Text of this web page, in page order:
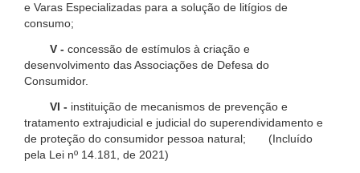
e Varas Especializadas para a solução de litígios de
consumo;
V - concessão de estímulos à criação e
desenvolvimento das Associações de Defesa do
Consumidor.
VI - instituição de mecanismos de prevenção e
tratamento extrajudicial e judicial do superendividamento e
de proteção do consumidor pessoa natural; (Incluído
pela Lei nº 14.181, de 2021)